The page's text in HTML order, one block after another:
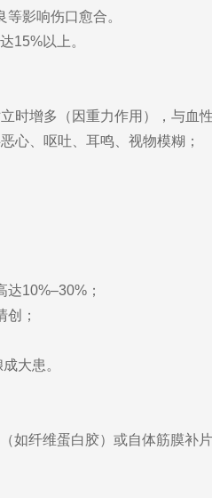
影响伤口愈合。
15%以上。
时增多（因重力作用），与血
心、呕吐、耳鸣、视物模糊；
10%–30%；
；
大患。
如纤维蛋白胶）或自体筋膜补片